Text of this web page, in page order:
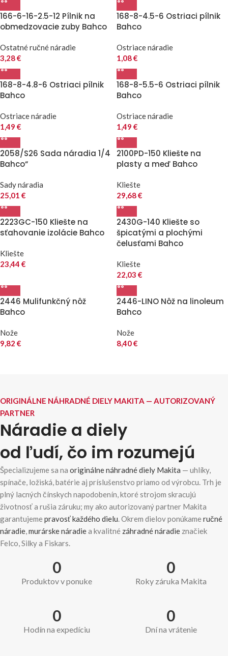
166-6-16-2.5-12 Pílnik na
obmedzovacie zuby Bahco
Ostatné ručné náradie
3,28€
168-8-4.5-6 Ostriaci pílnik
Bahco
Ostriace náradie
1,08€
168-8-4.8-6 Ostriaci pílnik
Bahco
Ostriace náradie
1,49 €
168-8-5.5-6 Ostriaci pílnik
Bahco
Ostriace náradie
1,49 €
2058/S26 Sada náradia 1/4
Bahco“
Sady náradia
25,01 €
2100PD-150 Kliešte na
plasty a meď Bahco
Kliešte
29,68€
2223GC-150 Kliešte na
sťahovanie izolácie Bahco
Kliešte
23,44 €
2430G-140 Kliešte so
špicatými a plochými
čelusťami Bahco
Kliešte
22,03 €
2446 Mulifunkčný nôž
Bahco
Nože
9,82 €
2446-LINO Nôž na linoleum
Bahco
Nože
8,40€
ORIGINÁLNE NÁHRADNÉ DIELY MAKITA — AUTORIZOVANÝ
PARTNER
Náradie a diely
od ľudí, čo im rozumejú
Špecializujeme sa na originálne náhradné diely Makita — uhlíky,
spínače, ložiská, batérie aj príslušenstvo priamo od výrobcu. Trh je
plný lacných čínskych napodobenín, ktoré strojom skracujú
životnosť a rušia záruku; my ako autorizovaný partner Makita
garantujemepravosť každého dielu. Okrem dielov ponúkameručné
náradie,murárske náradiea kvalitné záhradné náradie značiek
Felco, Silky a Fiskars.
0
Produktov v ponuke
0
Roky záruka Makita
0
Hodín na expedíciu
0
Dní na vrátenie